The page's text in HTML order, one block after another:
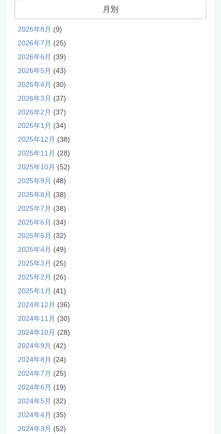
月別
2026年8月 (9)
2026年7月 (25)
2026年6月 (39)
2026年5月 (43)
2026年4月 (30)
2026年3月 (37)
2026年2月 (37)
2026年1月 (34)
2025年12月 (38)
2025年11月 (28)
2025年10月 (52)
2025年9月 (48)
2025年8月 (38)
2025年7月 (38)
2025年6月 (34)
2025年5月 (32)
2025年4月 (49)
2025年3月 (25)
2025年2月 (26)
2025年1月 (41)
2024年12月 (36)
2024年11月 (30)
2024年10月 (28)
2024年9月 (42)
2024年8月 (24)
2024年7月 (25)
2024年6月 (19)
2024年5月 (32)
2024年4月 (35)
2024年3月 (52)